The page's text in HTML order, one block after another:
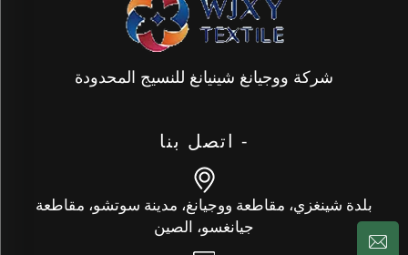
شركة ووجيانغ شينيانغ للنسيج المحدودة
- اتصل بنا
بلدة شينغزي، مقاطعة ووجيانغ، مدينة سوتشو، مقاطعة
جيانغسو، الصين